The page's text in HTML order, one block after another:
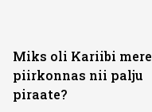
Miks oli Kariibi mere
piirkonnas nii palju
piraate?